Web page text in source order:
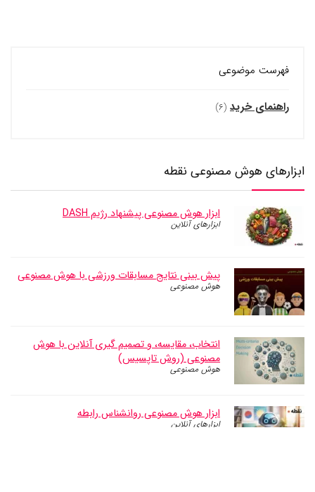
فهرست موضوعی
راهنمای خرید (۶)
ابزارهای هوش مصنوعی نقطه
ابزار هوش مصنوعی پیشنهاد رژیم DASH
ابزارهای آنلاین
پیش بینی نتایج مسابقات ورزشی با هوش مصنوعی
هوش مصنوعی
انتخاب، مقایسه، و تصمیم گیری آنلاین با هوش
مصنوعی (روش تاپسیس)
هوش مصنوعی
ابزار هوش مصنوعی روانشناس رابطه
ابزارهای آنلاین